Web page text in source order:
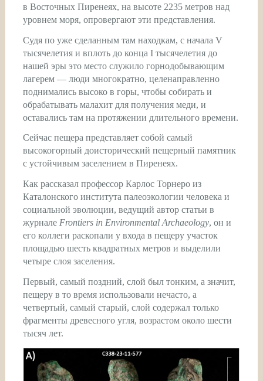
в Восточных Пиренеях, на высоте 2235 метров над
уровнем моря, опровергают эти представления.
Судя по уже сделанным там находкам, с начала V
тысячелетия и вплоть до конца I тысячелетия до
нашей эры это место служило горнодобывающим
лагерем — люди многократно, целенаправленно
поднимались высоко в горы, чтобы собирать и
обрабатывать малахит для получения меди, и
оставались там на протяжении длительного времени.
Сейчас пещера представляет собой самый
высокогорный доисторический пещерный памятник
с устойчивым заселением в Пиренеях.
Как рассказал профессор Карлос Торнеро из
Каталонского института палеоэкологии человека и
социальной эволюции, ведущий автор статьи в
журнале Frontiers in Environmental Archaeology, он и
его коллеги раскопали у входа в пещеру участок
площадью шесть квадратных метров и выделили
четыре слоя заселения.
Первый, самый поздний, слой был тонким, а значит,
пещеру в то время использовали нечасто, а
четвертый, самый старый, слой содержал только
фрагменты древесного угля, возрастом около шести
тысяч лет.